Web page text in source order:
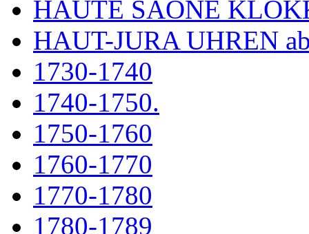
HAUTE SAÔNE
HAUT-JURA UHREN
1730-1740
1740-1750.
1750-1760
1760-1770
1770-1780
1780-1789